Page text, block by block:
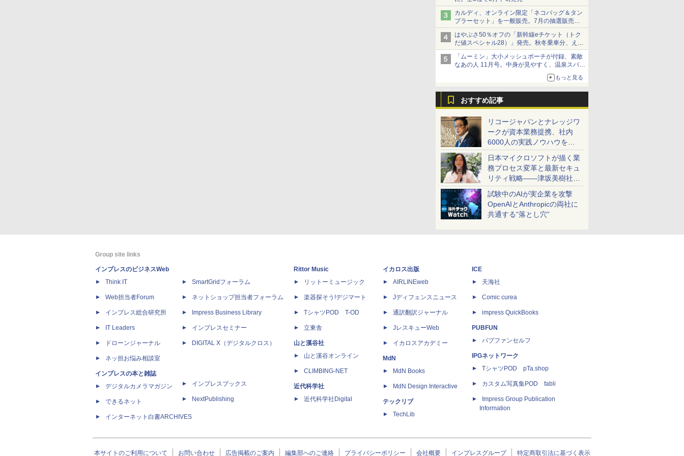
カルディ、オンライン限定「ネコバッグ＆タン
ブラーセット」を一般販売。7月の抽選販売の
当選無効分
はやぶさ50％オフの「新幹線eチケット（トク
だ値スペシャル28）」発売。秋冬乗車分、えき
ねっと限定
「ムーミン」大小メッシュポーチが付録、素敵
なあの人 11月号。中身が見やすく、温泉スパに
もっと見る
おすすめ記事
リコージャパンとナレッジワ
ークが資本業務提携、社内
6000人の実践ノウハウを生
かした「AI商談記録 for
RICOH」を展開へ
日本マイクロソフトが描く業
務プロセス変革と最新セキュ
リティ戦略――津坂美樹社長
が2027年度戦略を説明
試験中のAIが実企業を攻撃
OpenAIとAnthropicの両社に
共通する“落とし穴”
Group site links
インプレスのビジネスWeb
Think IT
Web担当者Forum
インプレス総合研究所
IT Leaders
ドローンジャーナル
ネッ担お悩み相談室
インプレスの本と雑誌
デジタルカメラマガジン
できるネット
インターネット白書ARCHIVES
SmartGridフォーラム
ネットショップ担当者フォーラム
Impress Business Library
インプレスセミナー
DIGITAL X（デジタルクロス）
インプレスブックス
NextPublishing
Rittor Music
リットーミュージック
楽器探そう!デジマート
TシャツPOD T-OD
立東舎
山と溪谷社
山と溪谷オンライン
CLIMBING-NET
近代科学社
近代科学社Digital
イカロス出版
AIRLINEweb
Jディフェンスニュース
通訳翻訳ジャーナル
JレスキューWeb
イカロスアカデミー
MdN
MdN Books
MdN Design Interactive
テックリブ
TechLib
ICE
天海社
Comic curea
impress QuickBooks
PUBFUN
パブファンセルフ
IPGネットワーク
TシャツPOD pTa.shop
カスタム写真集POD fabli
Impress Group Publication
Information
本サイトのご利用について お問い合わせ 広告掲載のご案内 編集部へのご連絡 プライバシーポリシー 会社概要 インプレスグループ 特定商取引法に基づく表示